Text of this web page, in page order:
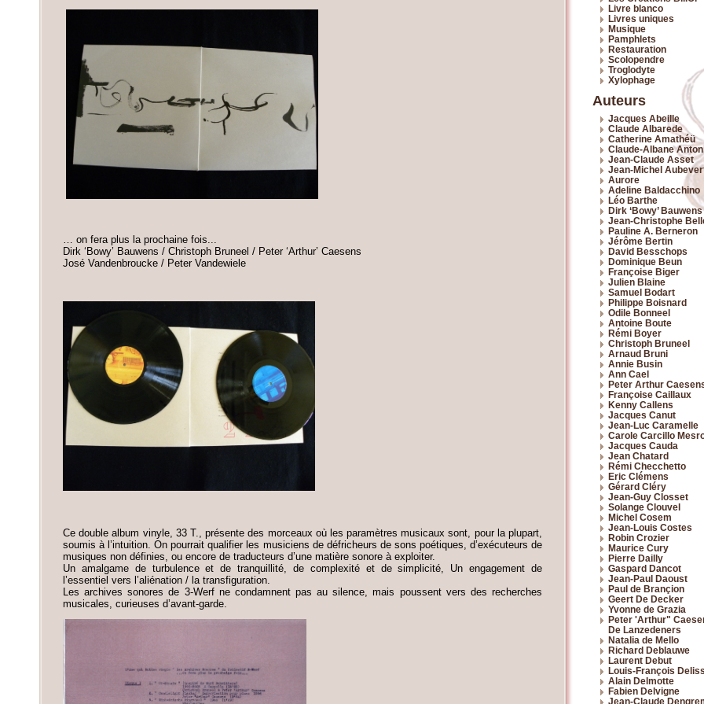
… on fera plus la prochaine fois...
Dirk ‘Bowy’ Bauwens / Christoph Bruneel / Peter ‘Arthur’ Caesens
José Vandenbroucke / Peter Vandewiele
Ce double album vinyle, 33 T., présente des morceaux où les paramètres musicaux sont, pour la plupart,
soumis à l’intuition. On pourrait qualifier les musiciens de défricheurs de sons poétiques, d’exécuteurs de
musiques non définies, ou encore de traducteurs d’une matière sonore à exploiter.
Un amalgame de turbulence et de tranquillité, de complexité et de simplicité, Un engagement de
l’essentiel vers l’aliénation / la transfiguration.
Les archives sonores de 3-Werf ne condamnent pas au silence, mais poussent vers des recherches
musicales, curieuses d’avant-garde.
Livre blanco
Livres uniques
Musique
Pamphlets
Restauration
Scolopendre
Troglodyte
Xylophage
Auteurs
Jacques Abeille
Claude Albarede
Catherine Amathéü
Claude-Albane
Jean-Claude Asset
Jean-Michel
Aurore
Adeline Baldacchino
Léo Barthe
Dirk ‘Bowy’ Bauwens
Jean-Christophe
Pauline A. Berneron
Jérôme Bertin
David Besschops
Dominique Beun
Françoise Biger
Julien Blaine
Samuel Bodart
Philippe Boisnard
Odile Bonneel
Antoine Boute
Rémi Boyer
Christoph Bruneel
Arnaud Bruni
Annie Busin
Ann Cael
Peter Arthur
Françoise Caillaux
Kenny Callens
Jacques Canut
Jean-Luc Caramelle
Carole Carcillo
Jacques Cauda
Jean Chatard
Rémi Checchetto
Eric Clémens
Gérard Cléry
Jean-Guy Closset
Solange Clouvel
Michel Cosem
Jean-Louis Costes
Robin Crozier
Maurice Cury
Pierre Dailly
Gaspard Dancot
Jean-Paul Daoust
Paul de Brançion
Geert De Decker
Yvonne de Grazia
Peter 'Arthur"
De Lanzedeners
Natalia de Mello
Richard Deblauwe
Laurent Debut
Louis-François
Alain Delmotte
Fabien Delvigne
Jean-Claude